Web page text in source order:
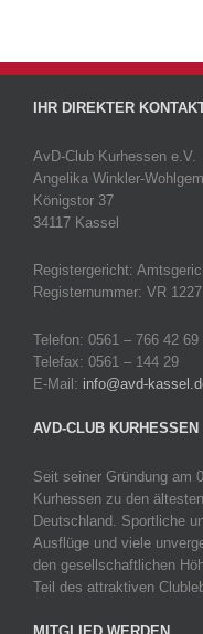
IHR DIREKTER
AvD-Club Kurhessen e.V.
Angelika Winkler-
Königstor 37
34117 Kassel
Registergericht:
Registernummer: VR 1227
Telefon: 0561 – 766 42 69
Telefax: 0561 – 144 29
E-Mail: info@avd-
AVD-CLUB KURHESSEN
Seit seiner Gründung am
Kurhessen zu den
Deutschland. Sportliche
Ausflüge und viele
den gesellschaftlichen
Teil des attraktiven